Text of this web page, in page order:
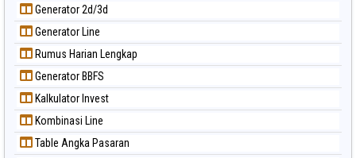
Generator 2d/3d
Generator Line
Rumus Harian Lengkap
Generator BBFS
Kalkulator Invest
Kombinasi Line
Table Angka Pasaran